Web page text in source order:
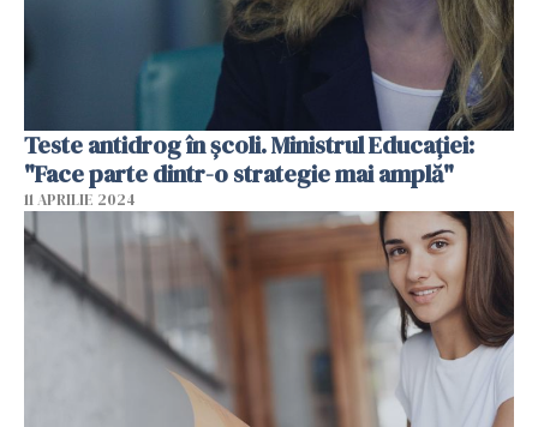
Teste antidrog în școli. Ministrul Educației:
"Face parte dintr-o strategie mai amplă"
11 APRILIE 2024